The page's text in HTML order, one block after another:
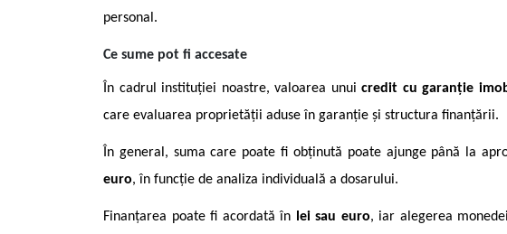
personal.
Ce sume pot fi accesate
În cadrul instituției noastre, valoarea unuicredit cu garanție
care evaluarea proprietății aduse în garanție și structura finanțării.
În general, suma care poate fi obținută poate ajunge până la
euro, în funcție de analiza individuală a dosarului.
Finanțarea poate fi acordată în lei sau euro, iar alegerea